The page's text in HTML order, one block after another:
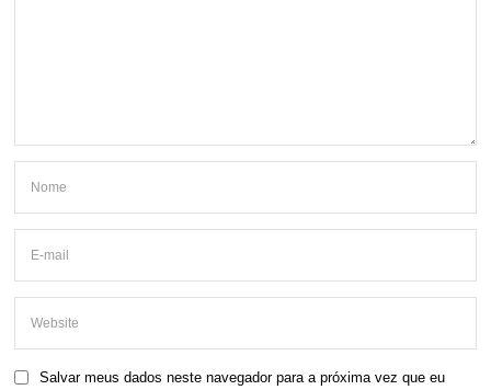
Salvar meus dados neste navegador para a próxima vez que eu